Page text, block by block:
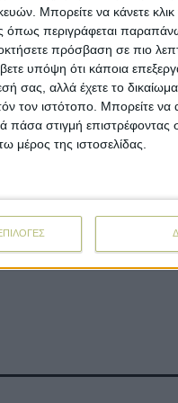
Μπορείτε να κάνετε κλικ
περιγράφεται
πρόσβαση σε πιο
υπόψη ότι κάποια
σας, αλλά έχετε το
τον ιστότοπο. Μπορείτε να
στιγμή επιστρέφοντας
μέρος της ιστοσελίδας.
στο έδαφος ώστε να
του υπόλοιπου
θα έχουν πρόσβαση
να
που κάποιο
ανάπτυξή του θα
η ερευνήτρια.
είναι ότι δεν
προϊόν.
κάλυψη